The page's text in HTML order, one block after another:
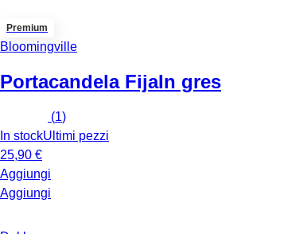
Premium
Bloomingville
Portacandela FijaIn gres
(1)
In stockUltimi pezzi
25,90 €
Aggiungi
Aggiungi